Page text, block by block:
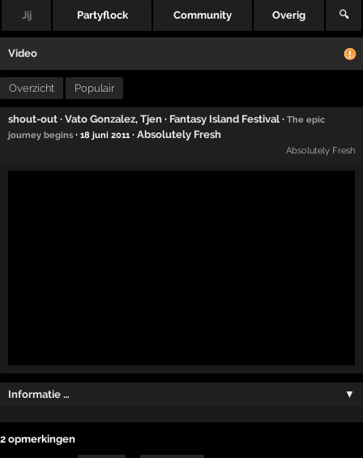
Jij Partyflock Community Overig 🔍
Video
Overzicht Populair
shout-out ·Vato Gonzalez,Tjen · Fantasy Island Festival ·The epic
journey begins ·18 juni 2011·Absolutely Fresh
Absolutely Fresh
Informatie … ▼
2 opmerkingen